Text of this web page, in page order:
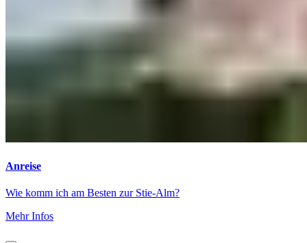
Anreise
Wie komm ich am Besten zur Stie-Alm?
Mehr Infos